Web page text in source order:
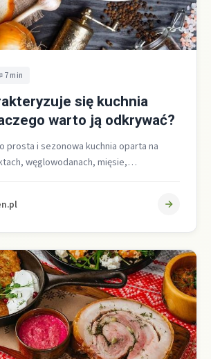
7 min
się kuchnia
warto ją odkrywać?
prosta i sezonowa kuchnia oparta na
węglowodanach, mięsie,